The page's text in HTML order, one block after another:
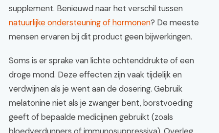
supplement. Benieuwd naar het verschil tussen
natuurlijke ondersteuning of hormonen? De meeste
mensen ervaren bij dit product geen bijwerkingen.
Soms is er sprake van lichte ochtenddrukte of een
droge mond. Deze effecten zijn vaak tijdelijk en
verdwijnen als je went aan de dosering. Gebruik
melatonine niet als je zwanger bent, borstvoeding
geeft of bepaalde medicijnen gebruikt (zoals